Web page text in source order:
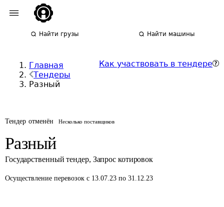
Найти грузы Найти машины
Главная
Тендеры
Разный
Как участвовать в тендере
Тендер отменён Несколько поставщиков
Разный
Государственный тендер, Запрос котировок
Осуществление перевозок с 13.07.23 по 31.12.23